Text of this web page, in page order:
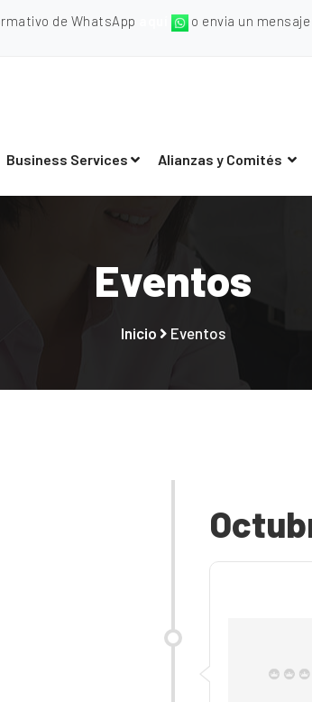
de WhatsApp o envia un mensaje
Business Services Alianzas y Comités
Eventos
Inicio Eventos